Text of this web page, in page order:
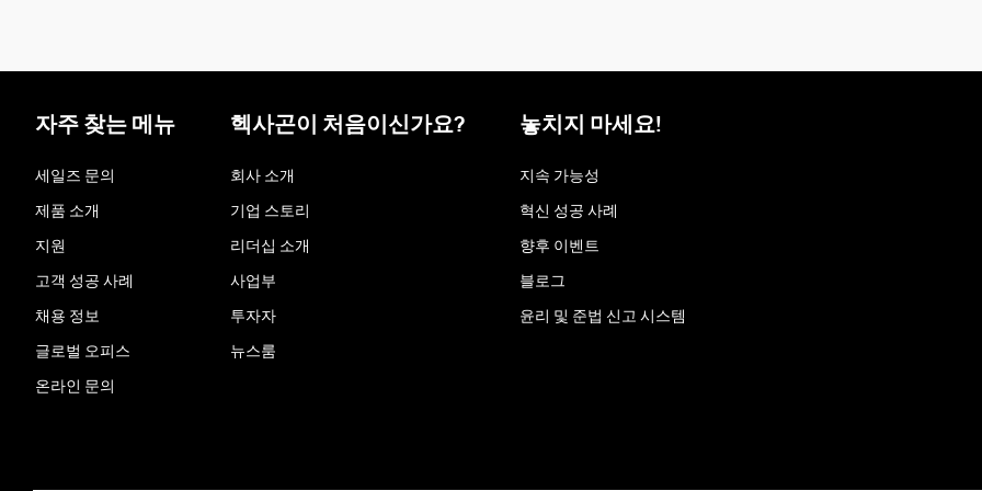
자주 찾는 메뉴
세일즈 문의
제품 소개
지원
고객 성공 사례
채용 정보
글로벌 오피스
온라인 문의
헥사곤이 처음이신가요?
회사 소개
기업 스토리
리더십 소개
사업부
투자자
뉴스룸
놓치지 마세요!
지속 가능성
혁신 성공 사례
향후 이벤트
블로그
윤리 및 준법 신고 시스템